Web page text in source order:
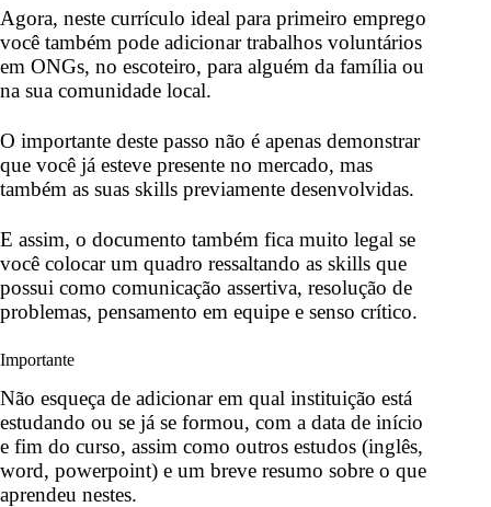
Agora, neste currículo ideal para primeiro emprego
você também pode adicionar trabalhos voluntários
em ONGs, no escoteiro, para alguém da família ou
na sua comunidade local.
O importante deste passo não é apenas demonstrar
que você já esteve presente no mercado, mas
também as suas skills previamente desenvolvidas.
E assim, o documento também fica muito legal se
você colocar um quadro ressaltando as skills que
possui como comunicação assertiva, resolução de
problemas, pensamento em equipe e senso crítico.
Importante
Não esqueça de adicionar em qual instituição está
estudando ou se já se formou, com a data de início
e fim do curso, assim como outros estudos (inglês,
word, powerpoint) e um breve resumo sobre o que
aprendeu nestes.